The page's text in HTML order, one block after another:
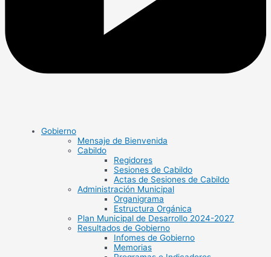
Gobierno
Mensaje de Bienvenida
Cabildo
Regidores
Sesiones de Cabildo
Actas de Sesiones de Cabildo
Administración Municipal
Organigrama
Estructura Orgánica
Plan Municipal de Desarrollo 2024-2027
Resultados de Gobierno
Infomes de Gobierno
Memorias